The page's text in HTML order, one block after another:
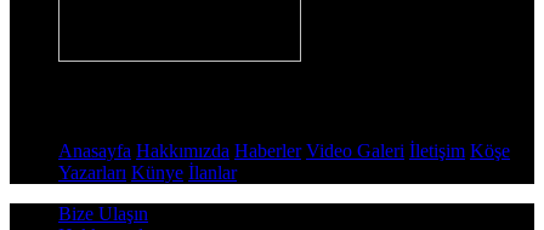
Anasayfa Hakkımızda Haberler Video Galeri İletişim Köşe
Yazarları Künye İlanlar
Bize Ulaşın